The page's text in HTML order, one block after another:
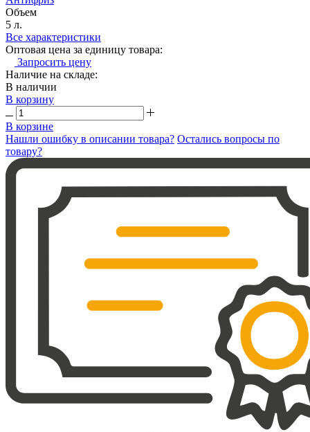
Объем
5 л.
Все характеристики
Оптовая цена за единицу товара:
Запросить цену
Наличие на складе:
В наличии
В корзину
В корзине
Нашли ошибку в описании товара? Остались вопросы по
товару?